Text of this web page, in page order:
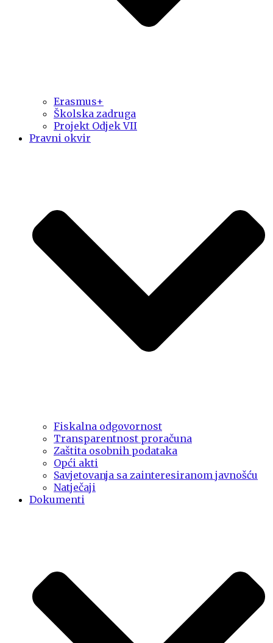
Erasmus+
Školska zadruga
Projekt Odjek VII
Pravni okvir
Fiskalna odgovornost
Transparentnost proračuna
Zaštita osobnih podataka
Opći akti
Savjetovanja sa zainteresiranom javnošću
Natječaji
Dokumenti